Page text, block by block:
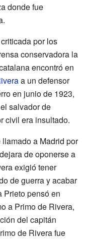
donde fue
por los
conservadora la
encontró en
a un defensor
en junio de 1923,
salvador de
civil era insultado.
a Madrid por
de oponerse a
exigió tener
de guerra y acabar
Prieto pensó en
a Primo de Rivera,
del capitán
de Rivera fue